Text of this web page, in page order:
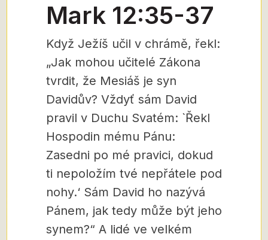
Mark 12:35-37
Když Ježíš učil v chrámě, řekl:
„Jak mohou učitelé Zákona
tvrdit, že Mesiáš je syn
Davidův? Vždyť sám David
pravil v Duchu Svatém: `Řekl
Hospodin mému Pánu:
Zasedni po mé pravici, dokud
ti nepoložím tvé nepřátele pod
nohy.‘ Sám David ho nazývá
Pánem, jak tedy může být jeho
synem?“ A lidé ve velkém